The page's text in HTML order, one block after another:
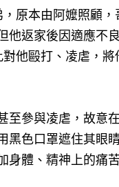
原本由阿嬤照顧
他返家後因適應不
他毆打、凌虐，
至參與凌虐，故意
色口罩遮住其眼
身體、精神上的痛苦